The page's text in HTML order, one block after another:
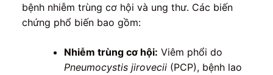
bệnh nhiễm trùng cơ hội và ung thư. Các biến
chứng phổ biến bao gồm:
Nhiễm trùng cơ hội: Viêm phổi do
Pneumocystis jirovecii(PCP), bệnh lao